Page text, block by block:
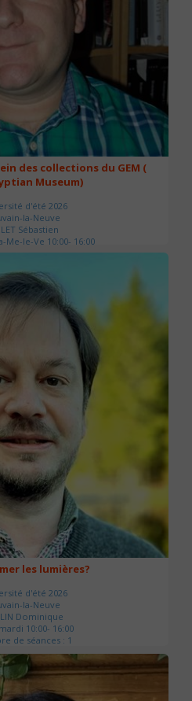
des collections du GEM (
Museum)
d'été 2026
la-Neuve
Sébastien
Me-Je-Ve 10:00- 16:00
de séances : 2
les lumières?
d'été 2026
la-Neuve
Dominique
10:00- 16:00
de séances : 1
60 €